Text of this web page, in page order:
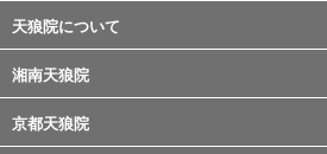
天狼院について
湘南天狼院
京都天狼院